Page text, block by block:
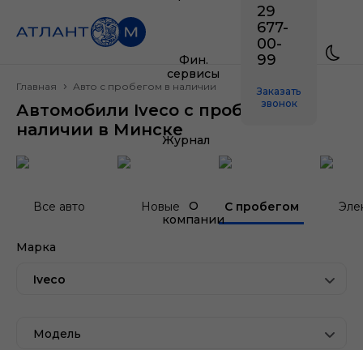
Фин.
сервисы
Журнал
О
компании
29
677-
00-
99
Заказать
звонок
Главная Авто с пробегом в наличии
Автомобили Iveco с пробегом в
наличии в Минске
Все авто Новые С пробегом
Марка
Iveco
Модель